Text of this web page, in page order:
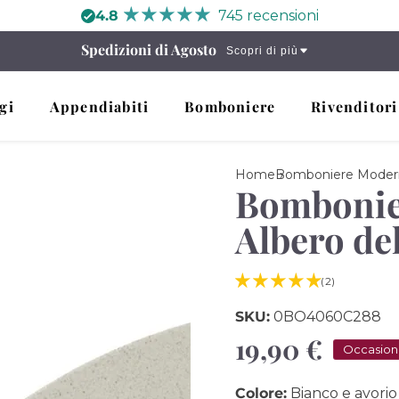
4.8 745 recensioni
Spedizioni di Agosto Scopri di più
Appendiabiti Bomboniere Rivenditori
HomeBomboniere
Albero
(2)
SKU: 0BO4060C288
Prezzo
di
19,90 €
Colore: Bianco e avorio